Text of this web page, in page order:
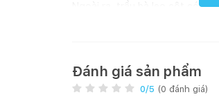
Ngoài ra, trầu bà leo cột có
+ Mô tả chung: trầu bà leo cột
Đánh giá sản phẩm
0/5 (0 đánh giá)